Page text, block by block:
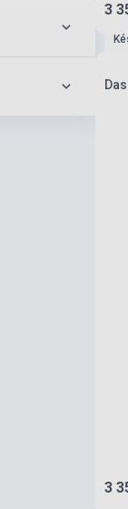
3
3